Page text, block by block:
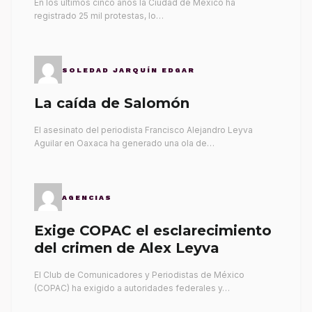
En los últimos cinco años la Ciudad de México ha
registrado 25 mil protestas, lo…
SOLEDAD JARQUÍN EDGAR
La caída de Salomón
El asesinato del periodista Francisco Alejandro Leyva
Aguilar en Oaxaca ha generado una ola de…
AGENCIAS
Exige COPAC el esclarecimiento
del crimen de Alex Leyva
El Club de Comunicadores y Periodistas de México
(COPAC) ha exigido a autoridades federales y…